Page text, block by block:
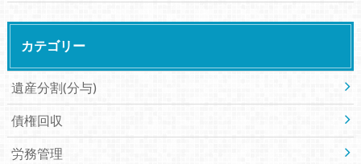
カテゴリー
遺産分割(分与)
債権回収
労務管理